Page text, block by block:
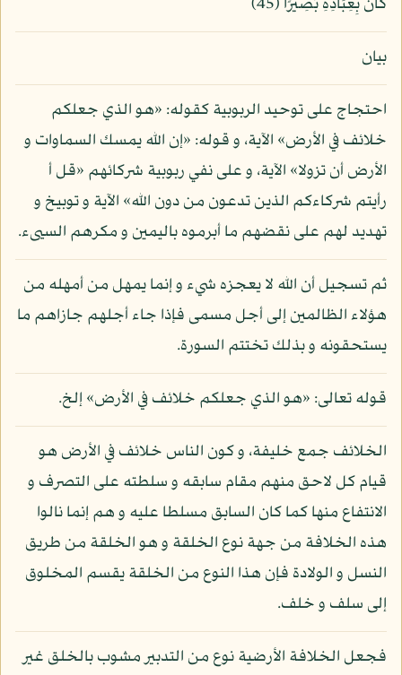
كَانَ بِعِبَادِهِ بَصِيرًا (45)
بيان
احتجاج على توحيد الربوبية كقوله: «هو الذي جعلكم
خلائف في الأرض» الآية، و قوله: «إن الله يمسك السماوات و
الأرض أن تزولا» الآية، و على نفي ربوبية شركائهم «قل أ
رأيتم شركاءكم الذين تدعون من دون الله» الآية و توبيخ و
تهديد لهم على نقضهم ما أبرموه باليمين و مكرهم السيىء.
ثم تسجيل أن الله لا يعجزه شيء و إنما يمهل من أمهله من
هؤلاء الظالمين إلى أجل مسمى فإذا جاء أجلهم جازاهم ما
يستحقونه و بذلك تختتم السورة.
قوله تعالى: «هو الذي جعلكم خلائف في الأرض» إلخ.
الخلائف جمع خليفة، و كون الناس خلائف في الأرض هو
قيام كل لاحق منهم مقام سابقه و سلطته على التصرف و
الانتفاع منها كما كان السابق مسلطا عليه و هم إنما نالوا
هذه الخلافة من جهة نوع الخلقة و هو الخلقة من طريق
النسل و الولادة فإن هذا النوع من الخلقة يقسم المخلوق
إلى سلف و خلف.
فجعل الخلافة الأرضية نوع من التدبير مشوب بالخلق غير